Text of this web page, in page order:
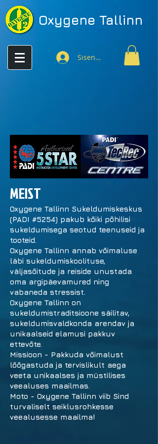
Oxygene Tallinn
Sisenen
MEIST
I
Oxygene Tallinn Sukeldumiskeskus
(PADI #5254) pakub kõiki põhilisi
sukeldumisega seotud teenuseid ja
tooteid.
Oxygene Tallinn annab võimaluse
läbi sukeldumiskoolituse,
väljasõitude ja reiside unustada
oma argipäevamured ning
vabaneda stressist.
Oxygene Tallinn on
sukeldumistraditsioone säilitav,
sukeldumisvaldkonda arendav ja
unikaalseid elamusi pakkuv
ettevõte.
Missioon - Pakkuda võimalust
lõõgastuda ja tervislikult aega
veeta unikaalses ja müstilises
veealuses maailmas.
Moto - Oxygene Tallinn viib Sind
turvaliselt seiklusrohkesse
veealusesse maailma!